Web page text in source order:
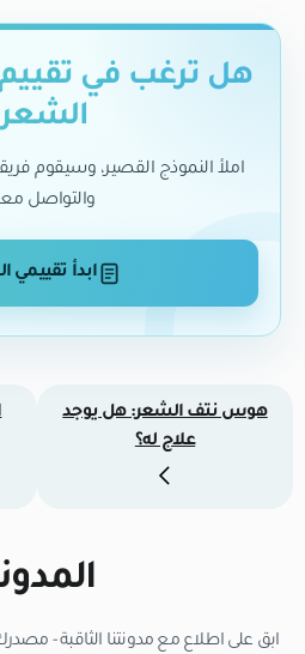
هل ترغب في تقييم
املأ النموذج القصير، وسيقوم
والتواصل
ابدأ تقييمي
هوس نتف الشعر: هل يوجد
علاج له؟
ابق على اطلاع مع مدونتنا الثاقبة -